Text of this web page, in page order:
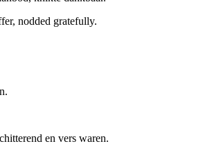
nodded gratefully.
en vers waren.